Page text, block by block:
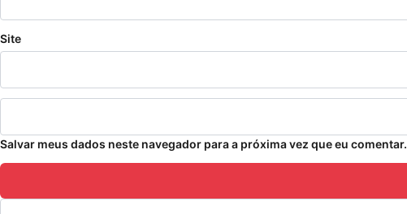
Site
Salvar meus dados neste navegador para a próxima vez que eu comentar.